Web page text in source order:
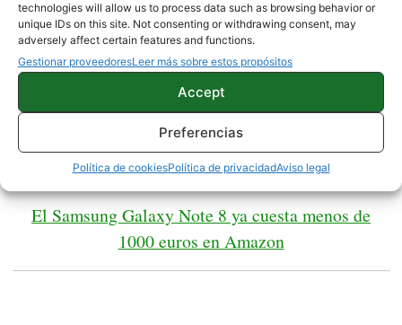
technologies will allow us to process data such as browsing behavior or
unique IDs on this site. Not consenting or withdrawing consent, may
adversely affect certain features and functions.
Gestionar proveedoresLeer más sobre estos propósitos
Accept
Preferencias
Política de cookiesPolítica de privacidadAviso legal
capacidad, sino su reducido precio. Por solo
11€puedes llevarte una batería de 10.000 mAh de
capacidad, contres puertos de salida USBy y
luces LED. Permite cargar nuestro smartphone
hasta 3 o 4 veces según su capacidad, sin duda otra
buena oferta que vale la pena aprovechar.
El Samsung Galaxy Note 8 ya cuesta menos de
1000 euros en Amazon